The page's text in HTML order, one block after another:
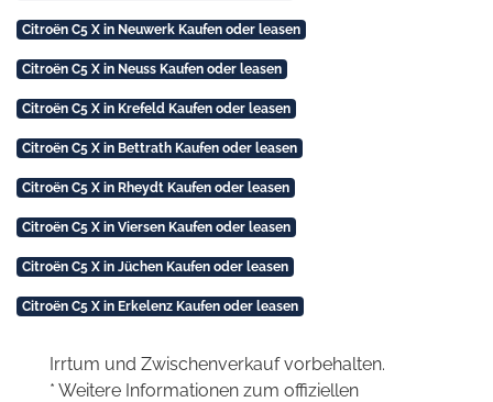
Citroën C5 X in Neuwerk Kaufen oder leasen
Citroën C5 X in Neuss Kaufen oder leasen
Citroën C5 X in Krefeld Kaufen oder leasen
Citroën C5 X in Bettrath Kaufen oder leasen
Citroën C5 X in Rheydt Kaufen oder leasen
Citroën C5 X in Viersen Kaufen oder leasen
Citroën C5 X in Jüchen Kaufen oder leasen
Citroën C5 X in Erkelenz Kaufen oder leasen
Irrtum und Zwischenverkauf vorbehalten.
* Weitere Informationen zum offiziellen